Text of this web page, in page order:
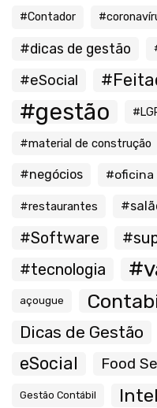
#Contador
#dicas de gestão
#eSocial
#gestão
#material de construção
#negócios #oficina
#restaurantes
#Software
#tecnologia
açougue
Dicas de Gestão
eSocial Food
Gestão Contábil